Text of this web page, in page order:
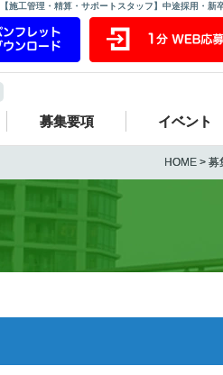
施工管理・精算・サポートスタッフ】中途採用・新
募集要項 イベント
HOME > 募